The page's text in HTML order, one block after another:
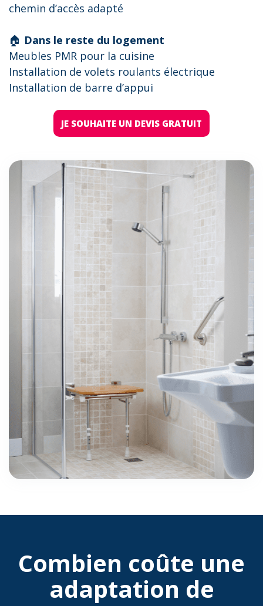
chemin d’accès adapté
🏠 Dans le reste du logement
Meubles PMR pour la cuisine
Installation de volets roulants électrique
Installation de barre d’appui
JE SOUHAITE UN DEVIS GRATUIT
Combien coûte une
adaptation de